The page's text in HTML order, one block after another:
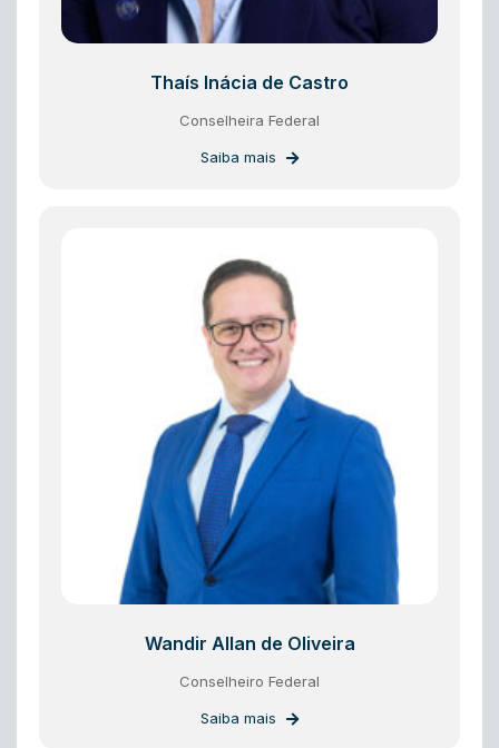
Thaís Inácia de Castro
Conselheira Federal
Saiba mais
Wandir Allan de Oliveira
Conselheiro Federal
Saiba mais